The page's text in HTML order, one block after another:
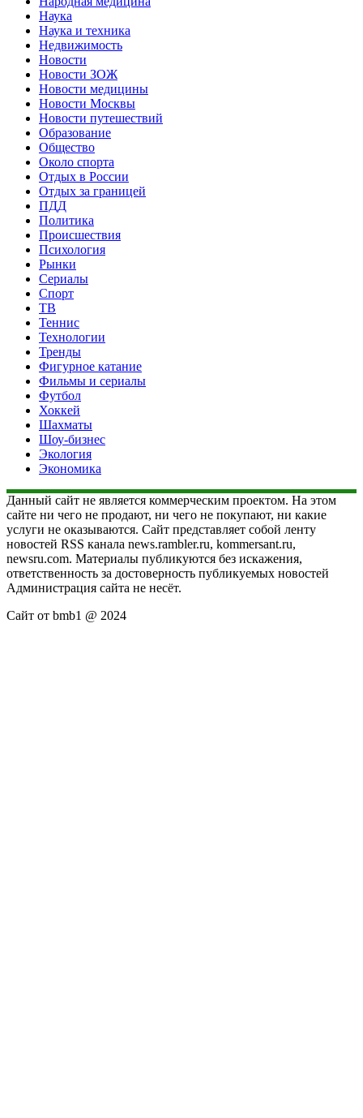
Наука
Наука и техника
Недвижимость
Новости
Новости ЗОЖ
Новости медицины
Новости Москвы
Новости путешествий
Образование
Общество
Около спорта
Отдых в России
Отдых за границей
ПДД
Политика
Происшествия
Психология
Рынки
Сериалы
Спорт
ТВ
Теннис
Технологии
Тренды
Фигурное катание
Фильмы и сериалы
Футбол
Хоккей
Шахматы
Шоу-бизнес
Экология
Экономика
Данный сайт не является коммерческим проектом. На этом
сайте ни чего не продают, ни чего не покупают, ни какие
услуги не оказываются. Сайт представляет собой ленту
новостей RSS канала news.rambler.ru, kommersant.ru,
newsru.com. Материалы публикуются без искажения,
ответственность за достоверность публикуемых новостей
Администрация сайта не несёт.
Сайт от bmb1 @ 2024